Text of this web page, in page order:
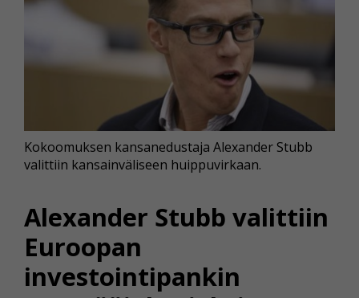
Alexander Stubb valittiin
Euroopan
investointipankin
Kokoomuksen kansanedustaja Alexander Stubb
valittiin kansainväliseen huippuvirkaan.